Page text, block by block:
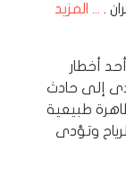
. ... المزيد
أخطار
إلى حادث
طبيعية
وتؤدى